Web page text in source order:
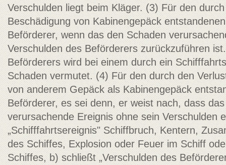
Verschulden liegt beim Kläger. (3) Für den
Beschädigung von Kabinengepäck
Beförderer, wenn das den Schaden
Verschulden des Beförderers zurückzuführen
Beförderers wird bei einem durch ein
Schaden vermutet. (4) Für den durch den
von anderem Gepäck als Kabinengepäck
Beförderer, es sei denn, er weist nach, dass
verursachende Ereignis ohne sein Verschulden
„Schifffahrtsereignis" Schiffbruch, Kentern,
des Schiffes, Explosion oder Feuer im Schiff
Schiffes, b) schließt „Verschulden des